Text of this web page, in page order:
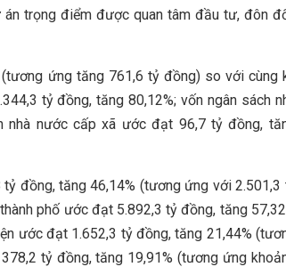
trọng điểm được quan tâm đầu tư, đôn
ứng tăng 761,6 tỷ đồng) so với cùng
tỷ đồng, tăng 80,12%; vốn ngân sách
nhà nước cấp xã ước đạt 96,7 tỷ đồng,
đồng, tăng 46,14% (tương ứng với 2.501,3
phố ước đạt 5.892,3 tỷ đồng, tăng
ước đạt 1.652,3 tỷ đồng, tăng 21,44%
tỷ đồng, tăng 19,91% (tương ứng